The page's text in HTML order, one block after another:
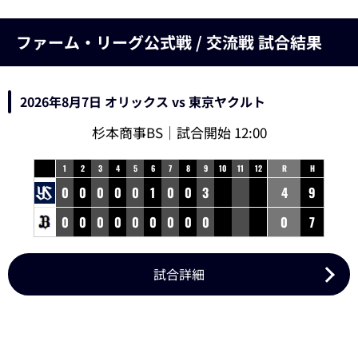
ファーム・リーグ公式戦 / 交流戦 試合結果
2026年8月7日 オリックス vs 東京ヤクルト
杉本商事BS│試合開始 12:00
1 2 3 4 5 6 7 8 9 10 11 12
0 0 0 0 0 1 0 0 3
0 0 0 0 0 0 0 0 0
R H
4
9
0
7
試合詳細